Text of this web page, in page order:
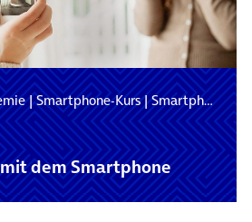
|Smartphone-Kurs|Smartphone-Schulung
dem Smartphone